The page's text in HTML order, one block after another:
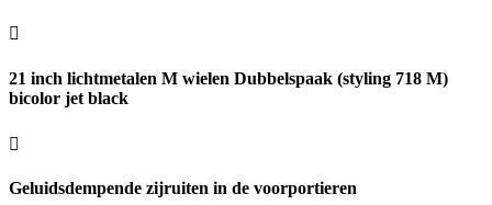
21 inch lichtmetalen M wielen Dubbelspaak (styling 718 M)
bicolor jet black
Geluidsdempende zijruiten in de voorportieren